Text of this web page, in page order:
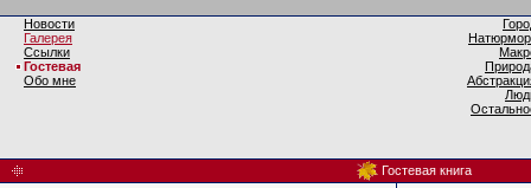
Новости
Галерея
Ссылки
Гостевая
Обо мне
Гостевая книга